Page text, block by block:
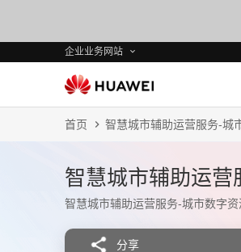
企业业务网站
首页 智慧城市辅助运营服务-城
智慧城市辅助运
智慧城市辅助运营服务-城市数字
分享